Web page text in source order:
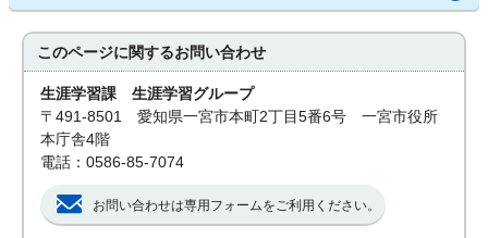
このページに関するお問い合わせ
生涯学習課 生涯学習グループ
〒491-8501 愛知県一宮市本町2丁目5番6号 一宮市役所
本庁舎4階
電話：0586-85-7074
お問い合わせは専用フォームをご利用ください。